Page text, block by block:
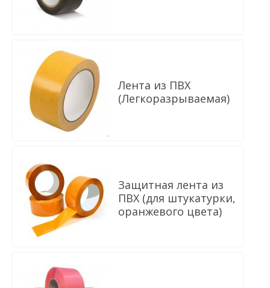
Лента из ПВХ
(Легкоразрываемая)
Защитная лента из
ПВХ (для штукатурки,
оранжевого цвета)